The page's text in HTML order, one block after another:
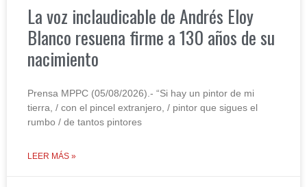
La voz inclaudicable de Andrés Eloy
Blanco resuena firme a 130 años de su
nacimiento
Prensa MPPC (05/08/2026).- “Si hay un pintor de mi
tierra, / con el pincel extranjero, / pintor que sigues el
rumbo / de tantos pintores
LEER MÁS »